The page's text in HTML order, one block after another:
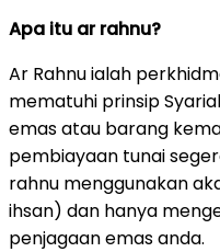
Apa itu ar rahnu?
Ar Rahnu ialah
mematuhi prinsip
emas atau barang
pembiayaan tunai
rahnu menggunakan
ihsan) dan hanya
penjagaan emas anda.